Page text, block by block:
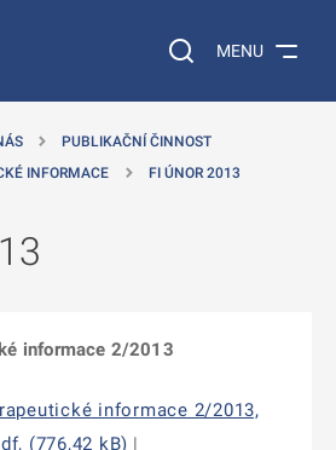
Vyhledávání na
MENU
PUBLIKAČNÍ ČINNOST
INFORMACE
FI ÚNOR 2013
informace 2/2013
informace 2/2013,
(776,42 kB) |